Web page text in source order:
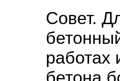
Совет.
работах